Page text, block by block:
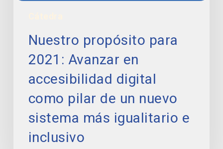
más
igualitario
inclusivo
Nuestro propósito para
2021: Avanzar en
accesibilidad digital
como pilar de un nuevo
sistema más igualitario e
inclusivo